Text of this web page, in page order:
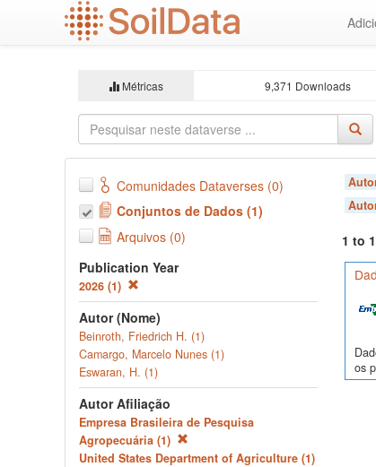
Métricas 9,371 Downloads
Comunidades Dataverses (0)
Conjuntos de Dados (1)
Arquivos (0)
Publication Year
2026 (1)
Autor (Nome)
Beinroth, Friedrich H. (1)
Camargo, Marcelo Nunes (1)
Eswaran, H. (1)
Autor Afiliação
Empresa Brasileira de Pesquisa
Agropecuária (1)
United States Department of Agriculture (1)
1 to
os